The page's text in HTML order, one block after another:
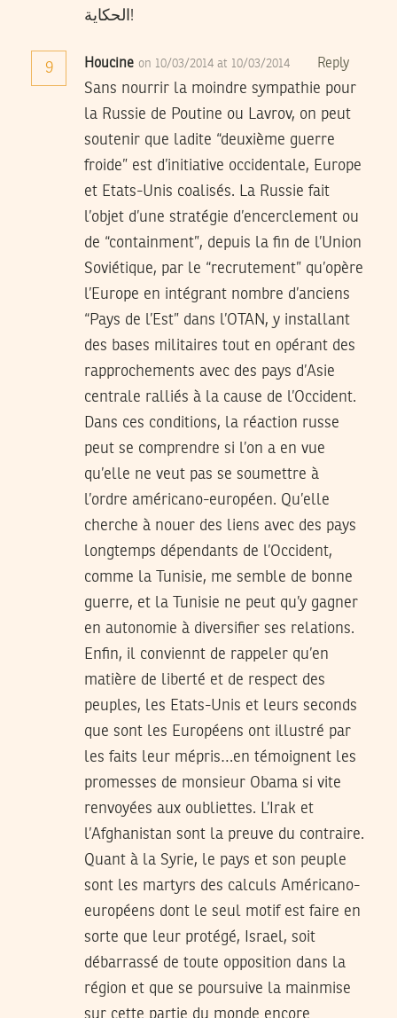
الحكاية!
9 Houcine on 10/03/2014 at 10/03/2014 Reply
Sans nourrir la moindre sympathie pour
la Russie de Poutine ou Lavrov, on peut
soutenir que ladite “deuxième guerre
froide” est d’initiative occidentale, Europe
et Etats-Unis coalisés. La Russie fait
l’objet d’une stratégie d’encerclement ou
de “containment”, depuis la fin de l’Union
Soviétique, par le “recrutement” qu’opère
l’Europe en intégrant nombre d’anciens
“Pays de l’Est” dans l’OTAN, y installant
des bases militaires tout en opérant des
rapprochements avec des pays d’Asie
centrale ralliés à la cause de l’Occident.
Dans ces conditions, la réaction russe
peut se comprendre si l’on a en vue
qu’elle ne veut pas se soumettre à
l’ordre américano-européen. Qu’elle
cherche à nouer des liens avec des pays
longtemps dépendants de l’Occident,
comme la Tunisie, me semble de bonne
guerre, et la Tunisie ne peut qu’y gagner
en autonomie à diversifier ses relations.
Enfin, il conviennt de rappeler qu’en
matière de liberté et de respect des
peuples, les Etats-Unis et leurs seconds
que sont les Européens ont illustré par
les faits leur mépris…en témoignent les
promesses de monsieur Obama si vite
renvoyées aux oubliettes. L’Irak et
l’Afghanistan sont la preuve du contraire.
Quant à la Syrie, le pays et son peuple
sont les martyrs des calculs Américano-
européens dont le seul motif est faire en
sorte que leur protégé, Israel, soit
débarrassé de toute opposition dans la
région et que se poursuive la mainmise
sur cette partie du monde encore